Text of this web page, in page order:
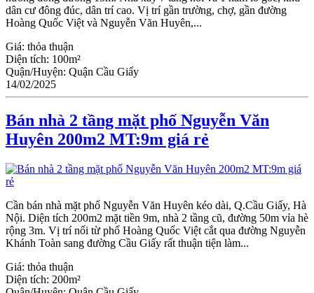
dân cư đông đúc, dân trí cao. Vị trí gần trường, chợ, gần đường
Hoàng Quốc Việt và Nguyễn Văn Huyên,...
Giá: thỏa thuận
Diện tích: 100m²
Quận/Huyện: Quận Cầu Giấy
14/02/2025
Bán nhà 2 tầng mặt phố Nguyễn Văn
Huyên 200m2 MT:9m giá rẻ
Cần bán nhà mặt phố Nguyễn Văn Huyên kéo dài, Q.Cầu Giấy, Hà
Nội. Diện tích 200m2 mặt tiền 9m, nhà 2 tầng cũ, đường 50m vỉa hè
rộng 3m. Vị trí nối từ phố Hoàng Quốc Việt cắt qua đường Nguyễn
Khánh Toàn sang đường Cầu Giấy rất thuận tiện làm...
Giá: thỏa thuận
Diện tích: 200m²